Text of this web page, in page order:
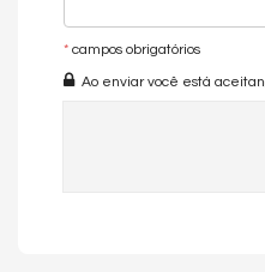
* campos obrigatórios
Ao enviar você está